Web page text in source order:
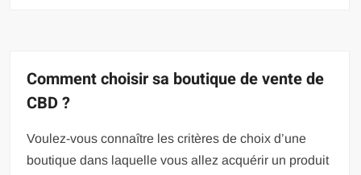
Comment choisir sa boutique de vente de
CBD ?
Voulez-vous connaître les critères de choix d’une
boutique dans laquelle vous allez acquérir un produit